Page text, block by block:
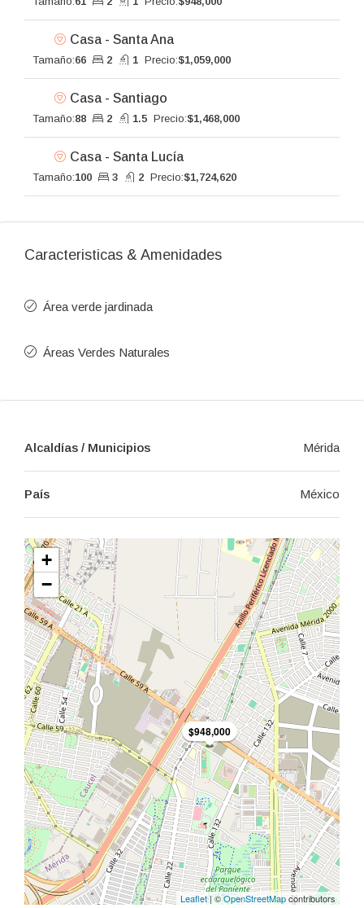
Casa - Santa Ana
Tamaño:66 2 1 Precio:$1,059,000
Casa - Santiago
Tamaño:88 2 1.5 Precio:$1,468,000
Casa - Santa Lucía
Tamaño:100 3 2 Precio:$1,724,620
Caracteristicas & Amenidades
Área verde jardinada
Áreas Verdes Naturales
Alcaldías / Municipios Mérida
País México
$948,000
+
−
Leaflet| ©OpenStreetMapcontributors